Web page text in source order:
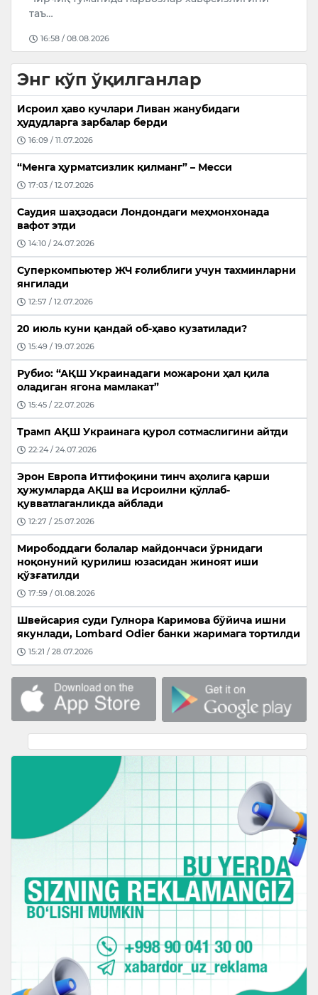
Энг кўп ўқилганлар
Исроил ҳаво кучлари Ливан жанубидаги
ҳудудларга зарбалар берди
16:09 / 11.07.2026
“Менга ҳурматсизлик қилманг” – Месси
17:03 / 12.07.2026
Саудия шаҳзодаси Лондондаги меҳмонхонада
вафот этди
14:10 / 24.07.2026
Суперкомпьютер ЖЧ ғолиблиги учун тахминларни
янгилади
12:57 / 12.07.2026
20 июль куни қандай об-ҳаво кузатилади?
15:49 / 19.07.2026
Рубио: “АҚШ Украинадаги можарони ҳал қила
оладиган ягона мамлакат”
15:45 / 22.07.2026
Трамп АҚШ Украинага қурол сотмаслигини айтди
22:24 / 24.07.2026
Эрон Европа Иттифоқини тинч аҳолига қарши
ҳужумларда АҚШ ва Исроилни қўллаб-
қувватлаганликда айблади
12:27 / 25.07.2026
Мирободдаги болалар майдончаси ўрнидаги
ноқонуний қурилиш юзасидан жиноят иши
қўзғатилди
17:59 / 01.08.2026
Швейсария суди Гулнора Каримова бўйича ишни
якунлади, Lombard Odier банки жаримага тортилди
15:21 / 28.07.2026